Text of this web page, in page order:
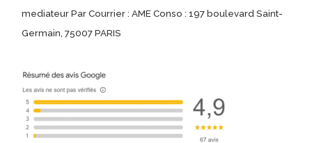
mediateur Par Courrier : AME Conso : 197 boulevard Saint-
Germain, 75007 PARIS